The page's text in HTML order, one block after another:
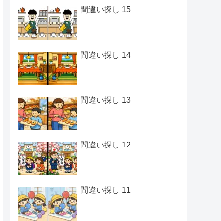
間違い探し 15
間違い探し 14
間違い探し 13
間違い探し 12
間違い探し 11